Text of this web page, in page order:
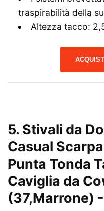
traspirabilità della
Altezza tacco:
5. Stivali da
Casual
Punta Tonda
Caviglia da
(37,Marrone)